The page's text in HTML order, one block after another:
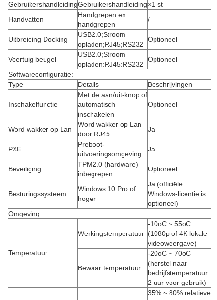
GebruikershandleidingGebruikershandleiding×1 st
Handvatten
Handgrepen en
handgrepen
/
Uitbreiding Docking
USB2.0;Stroom
opladen;RJ45;RS232
Optioneel
Voertuig beugel
USB2.0;Stroom
opladen;RJ45;RS232
Optioneel
Softwareconfiguratie:
Type
Details Beschrijvingen
Inschakelfunctie
Met de aan/uit-knop of
automatisch
inschakelen
Optioneel
Word wakker op Lan
Word wakker op Lan
door RJ45
Ja
PXE
Preboot-
uitvoeringsomgeving
Ja
Beveiliging
TPM2.0 (hardware)
inbegrepen
Optioneel
Besturingssysteem
Windows 10 Pro of
hoger
Ja (officiële
Windows-licentie is
optioneel)
Omgeving:
Temperatuur
Werkingstemperatuur
-10oC ~ 55oC
(1080p of 4K lokale
videoweergave)
Bewaar temperatuur
-20oC ~ 70oC
(herstel naar
bedrijfstemperatuur
2 uur voor gebruik)
35% ~ 80% relatieve